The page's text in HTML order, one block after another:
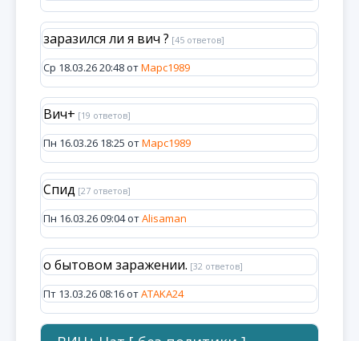
заразился ли я вич ? [45 ответов]
Ср 18.03.26 20:48 отМарс1989
Вич+ [19 ответов]
Пн 16.03.26 18:25 отМарс1989
Спид [27 ответов]
Пн 16.03.26 09:04 отAlisaman
о бытовом заражении. [32 ответов]
Пт 13.03.26 08:16 отATAKA24